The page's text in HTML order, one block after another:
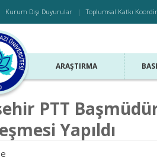
Kurum Dışı Duyurular Toplumsal Katkı
ARAŞTIRMA
PTT
Yapıldı